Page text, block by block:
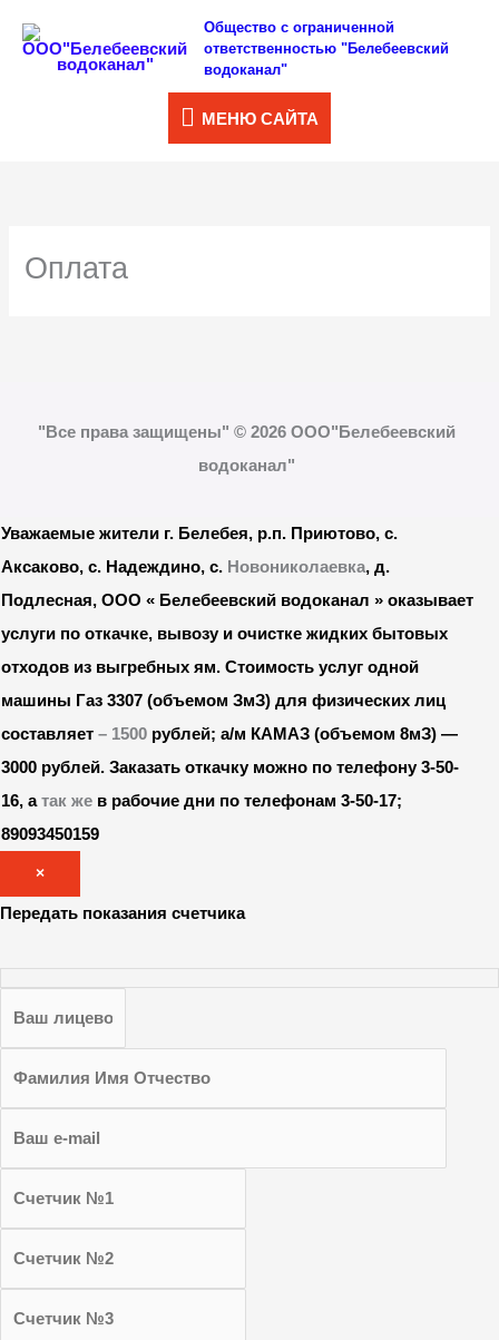
Общество с ограниченной
ответственностью "Белебеевский
водоканал"
МЕНЮ
САЙТА
МЕНЮ САЙТА
Оплата
"Все права защищены" © 2026 ООО"Белебеевский
водоканал"
Уважаемые жители г. Белебея, р.п. Приютово, с.
Аксаково, с. Надеждино, с. Новониколаевка, д.
Подлесная, ООО « Белебеевский водоканал » оказывает
услуги по откачке, вывозу и очистке жидких бытовых
отходов из выгребных ям. Стоимость услуг одной
машины Газ 3307 (объемом ЗмЗ) для физических лиц
составляет– 1500 рублей; а/м КАМАЗ (объемом 8мЗ) —
3000 рублей.Заказать откачку можно по телефону 3-50-
16, атак же в рабочие дни по телефонам 3-50-17;
89093450159
×
Передать показания счетчика